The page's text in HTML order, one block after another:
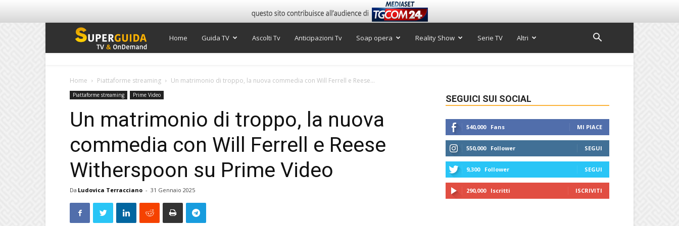
Super
TV
Home Guida TV Ascolti Tv Anticipazioni Tv Soap opera Reality Show Serie TV Altri
Home Piattaforme streaming Un matrimonio di troppo, la nuova commedia con Will Ferrell e Reese...
Piattaforme streaming Prime Video
Un matrimonio di troppo, la nuova
commedia con Will Ferrell e Reese
Witherspoon su Prime Video
Da Ludovica Terracciano - 31 Gennaio 2025
SEGUICI SUI SOCIAL
540,000 Fans MI PIACE
550,000 Follower SEGUI
9,300 Follower SEGUI
290,000 Iscritti ISCRIVITI